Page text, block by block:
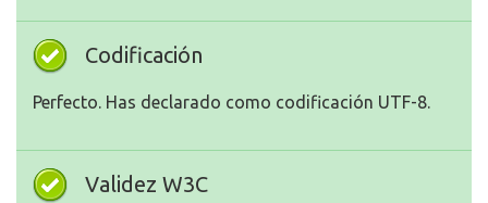
Codificación
Perfecto. Has declarado como codificación UTF-8.
Validez W3C